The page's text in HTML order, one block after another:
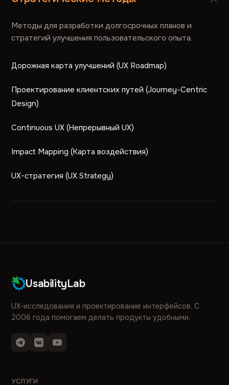
Методы для разработки долгосрочных планов и
стратегий улучшения пользовательского опыта.
Дорожная карта улучшений (UX Roadmap)
Проектирование клиентских путей (Journey-Centric
Design)
Continuous UX (Непрерывный UX)
Impact Mapping (Карта воздействия)
UX-стратегия (UX Strategy)
UsabilityLab
UX-исследования и проектирование интерфейсов. С
2006 года помогаем делать продукты удобными.
УСЛУГИ